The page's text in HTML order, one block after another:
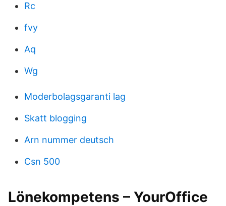
Rc
fvy
Aq
Wg
Moderbolagsgaranti lag
Skatt blogging
Arn nummer deutsch
Csn 500
Lönekompetens – YourOffice